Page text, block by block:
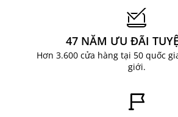
47 NĂM ƯU ĐÃI
Hơn 3.600 cửa hàng tại 50 quốc
giới.